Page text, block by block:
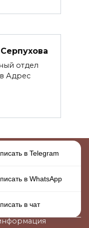
отдел
Адрес
сайт,
данные о
сайты,
схемы проезда,
В